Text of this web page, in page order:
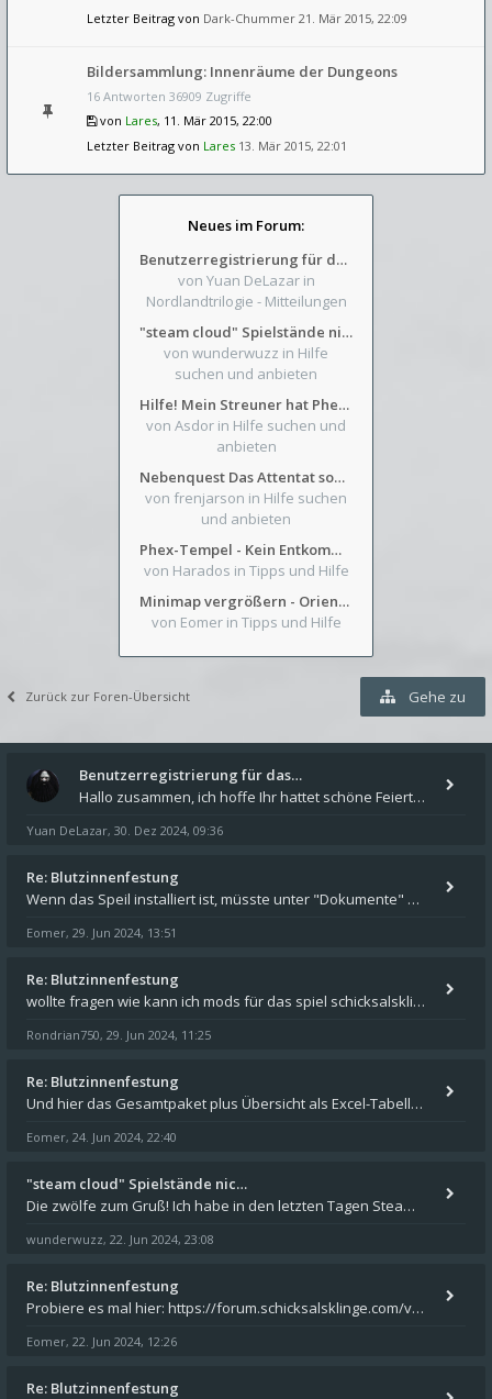
Letzter Beitrag von Dark-Chummer 21. Mär 2015, 22:09
Bildersammlung: Innenräume der Dungeons
16 Antworten 36909 Zugriffe
von Lares, 11. Mär 2015, 22:00
Letzter Beitrag von Lares 13. Mär 2015, 22:01
Neues im Forum:
Benutzerregistrierung für das SchickHD-/SchweifHD-Forum gesperrt
von Yuan DeLazar in
Nordlandtrilogie - Mitteilungen
"steam cloud" Spielstände nicht verfügbar
von wunderwuzz in Hilfe
suchen und anbieten
Hilfe! Mein Streuner hat Phexens Gunst verloren...
von Asdor in Hilfe suchen und
anbieten
Nebenquest Das Attentat sowie Beilunker Reiter und zwei kleine Ausrüstungsfragen
von frenjarson in Hilfe suchen
und anbieten
Phex-Tempel - Kein Entkommen aus Weinkeller/Bibliothek Trakt
von Harados in Tipps und Hilfe
Minimap vergrößern - Orientierung in Blutzinnen
von Eomer in Tipps und Hilfe
Zurück zur Foren-Übersicht Gehe zu
Benutzerregistrierung für das…
Hallo zusammen, ich hoffe Ihr hattet schöne Feiertage und kommt auch gut ins neue Jahr. Ich schreibe hier kurz zur Infor
Yuan DeLazar, 30. Dez 2024, 09:36
Re: Blutzinnenfestung
Wenn das Speil installiert ist, müsste unter "Dokumente" auf Deinem Rechner ein Verzeichnis "blade of destiny" sein. Dar
Eomer, 29. Jun 2024, 13:51
Re: Blutzinnenfestung
wollte fragen wie kann ich mods für das spiel schicksalsklinge in das spieleverzeichnis kopieren und in welches
Rondrian750, 29. Jun 2024, 11:25
Re: Blutzinnenfestung
Und hier das Gesamtpaket plus Übersicht als Excel-Tabelle: https://forum.schicksalsklinge.com/viewtopic.php?f=239&t=156
Eomer, 24. Jun 2024, 22:40
"steam cloud" Spielstände nic…
Die zwölfe zum Gruß! Ich habe in den letzten Tagen Steam auf meinem Desktop PC mit Windows 11 installiert und über Steam
wunderwuzz, 22. Jun 2024, 23:08
Re: Blutzinnenfestung
Probiere es mal hier: https://forum.schicksalsklinge.com/viewtopic.php?f=239&t=15661
Eomer, 22. Jun 2024, 12:26
Re: Blutzinnenfestung